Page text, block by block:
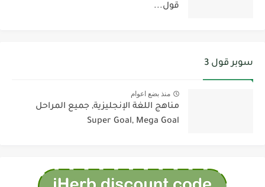
قول...
سوبر قول 3
منذ بضع اعوام
مناهج اللغة الإنجليزية, جميع المراحل
Super Goal, Mega Goal